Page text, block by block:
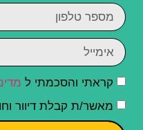
קראתי והסכמתי ל
מאשר/ת קבלת דיוור